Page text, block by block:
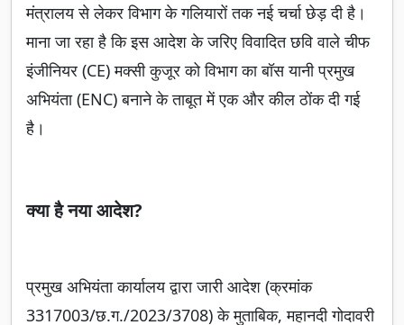
मंत्रालय से लेकर विभाग के गलियारों तक नई चर्चा छेड़ दी है।
माना जा रहा है कि इस आदेश के जरिए विवादित छवि वाले चीफ
इंजीनियर (CE) मक्सी कुजूर को विभाग का बॉस यानी प्रमुख
अभियंता (ENC) बनाने के ताबूत में एक और कील ठोंक दी गई
है।
क्या है नया आदेश?
प्रमुख अभियंता कार्यालय द्वारा जारी आदेश (क्रमांक
3317003/छ.ग./2023/3708) के मुताबिक, महानदी गोदावरी